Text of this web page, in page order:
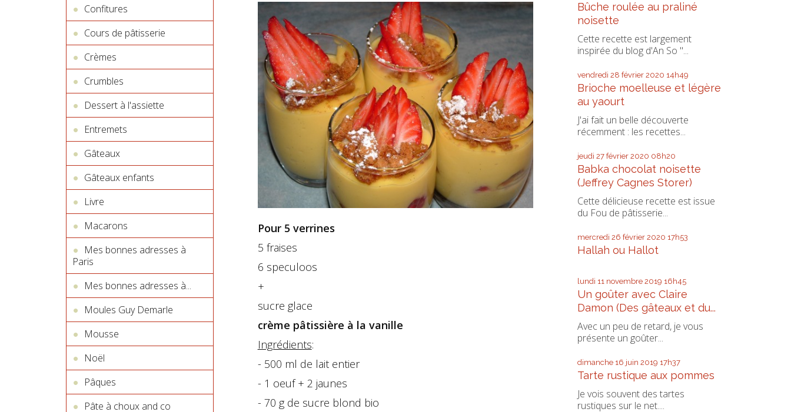
Confitures
Cours de pâtisserie
Crèmes
Crumbles
Dessert à l'assiette
Entremets
Gâteaux
Gâteaux enfants
Livre
Macarons
Mes bonnes adresses à
Paris
Mes bonnes adresses à...
Moules Guy Demarle
Mousse
Noël
Pâques
Pâte à choux and co
Pour 5 verrines
5 fraises
6 speculoos
+
sucre glace
crème pâtissière à la vanille
Ingrédients:
- 500 ml de lait entier
- 1 oeuf + 2 jaunes
- 70 g de sucre blond bio
Bûche roulée au praliné
noisette
Cette recette est largement
inspirée du blog d'An So "...
vendredi 28 février 2020 14h49
Brioche moelleuse et légère
au yaourt
J'ai fait un belle découverte
récemment : les recettes...
jeudi 27 février 2020 08h20
Babka chocolat noisette
(Jeffrey Cagnes Storer)
Cette délicieuse recette est issue
du Fou de pâtisserie...
mercredi 26 février 2020 17h53
Hallah ou Hallot
lundi 11 novembre 2019 16h45
Un goûter avec Claire
Damon (Des gâteaux et du...
Avec un peu de retard, je vous
présente un goûter...
dimanche 16 juin 2019 17h37
Tarte rustique aux pommes
Je vois souvent des tartes
rustiques sur le net....